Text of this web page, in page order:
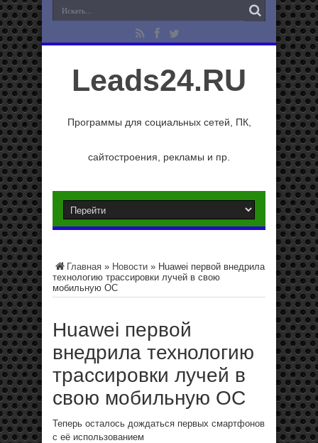
Leads24.RU
Программы для социальных сетей, ПК,
сайтостроения, рекламы и пр.
Главная » Новости » Huawei первой внедрила
технологию трассировки лучей в свою
мобильную ОС
Huawei первой
внедрила технологию
трассировки лучей в
свою мобильную ОС
Теперь осталось дождаться первых смартфонов
с её использованием